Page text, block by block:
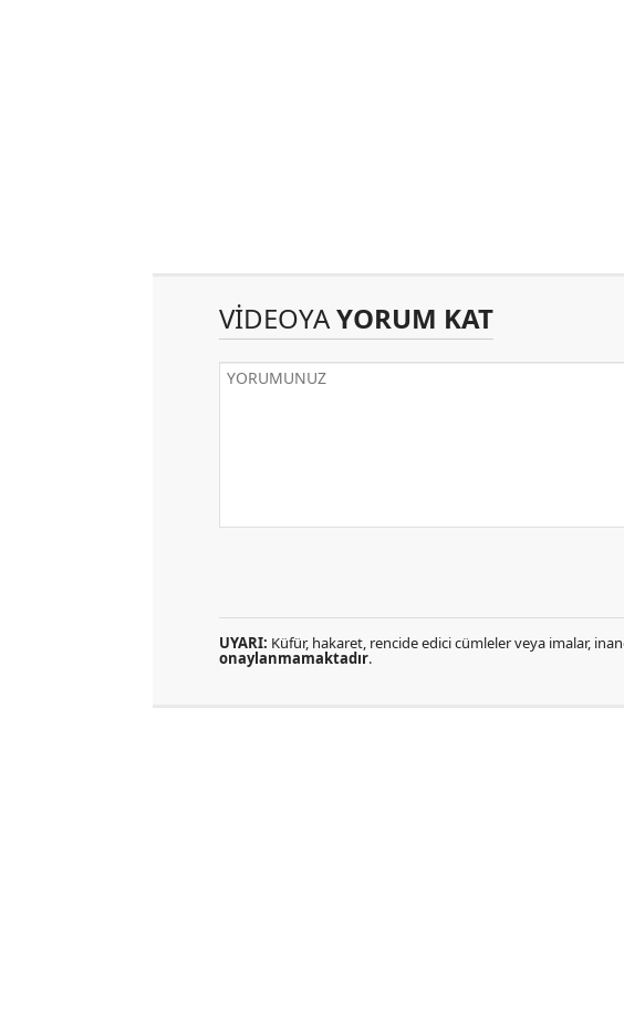
VİDEOYAYORUM KAT
UYARI: Küfür, hakaret, rencide edici cümleler veya imalar,
onaylanmamaktadır.